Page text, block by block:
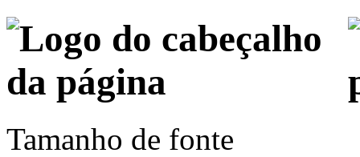
Tamanho de fonte